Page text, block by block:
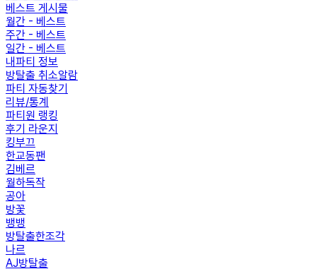
베스트 게시물
월간 - 베스트
주간 - 베스트
일간 - 베스트
내파티 정보
방탈출 취소알람
파티 자동찾기
리뷰/통계
파티원 랭킹
후기 라운지
킹부끄
한교동팬
김베르
월하독작
공아
방꽃
뱅뱅
방탈출한조각
나르
AJ방탈출